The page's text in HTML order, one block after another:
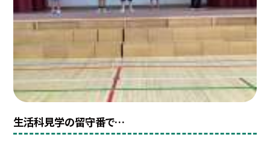
生活科見学の留守番で…